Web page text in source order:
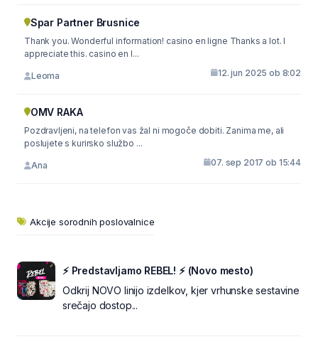
Spar Partner Brusnice
Thank you. Wonderful information! casino en ligne Thanks a lot. I
appreciate this. casino en l...
Leoma 12. jun 2025 ob 8:02
OMV RAKA
Pozdravljeni, na telefon vas žal ni mogoče dobiti. Zanima me, ali
poslujete s kurirsko službo ...
Ana 07. sep 2017 ob 15:44
Akcije sorodnih poslovalnice
⚡ Predstavljamo REBEL! ⚡ (Novo mesto)
Odkrij NOVO linijo izdelkov, kjer vrhunske sestavine
srečajo dostop...